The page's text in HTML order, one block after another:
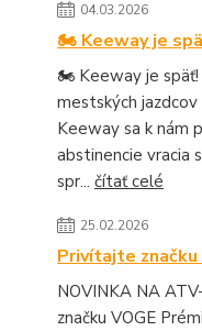
04.03.2026
🏍️ Keeway je
🏍️ Keeway je späť!
mestských
Keeway sa k nám
abstinencie vracia
spr... čítať celé
25.02.2026
Privítajte značku
NOVINKA NA
značku VOGE